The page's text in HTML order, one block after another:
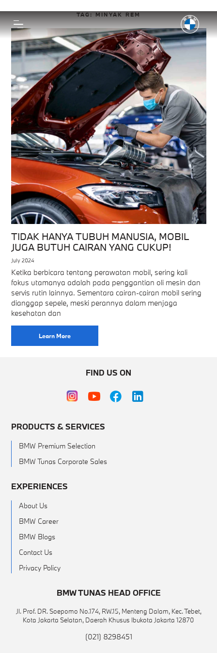
TAG:MINYAK REM
TIDAK HANYA TUBUH MANUSIA, MOBIL
JUGA BUTUH CAIRAN YANG CUKUP!
July 2024
Ketika berbicara tentang perawatan mobil, sering kali
fokus utamanya adalah pada penggantian oli mesin dan
servis rutin lainnya. Sementara cairan-cairan mobil sering
dianggap sepele, meski perannya dalam menjaga
kesehatan dan
Learn More
FIND US ON
PRODUCTS & SERVICES
BMW Premium Selection
BMW Tunas Corporate Sales
EXPERIENCES
About Us
BMW Career
BMW Blogs
Contact Us
Privacy Policy
BMW TUNAS HEAD OFFICE
Jl. Prof. DR. Soepomo No.174, RW.15, Menteng Dalam, Kec. Tebet,
Kota Jakarta Selatan, Daerah Khusus Ibukota Jakarta 12870
(021) 8298451